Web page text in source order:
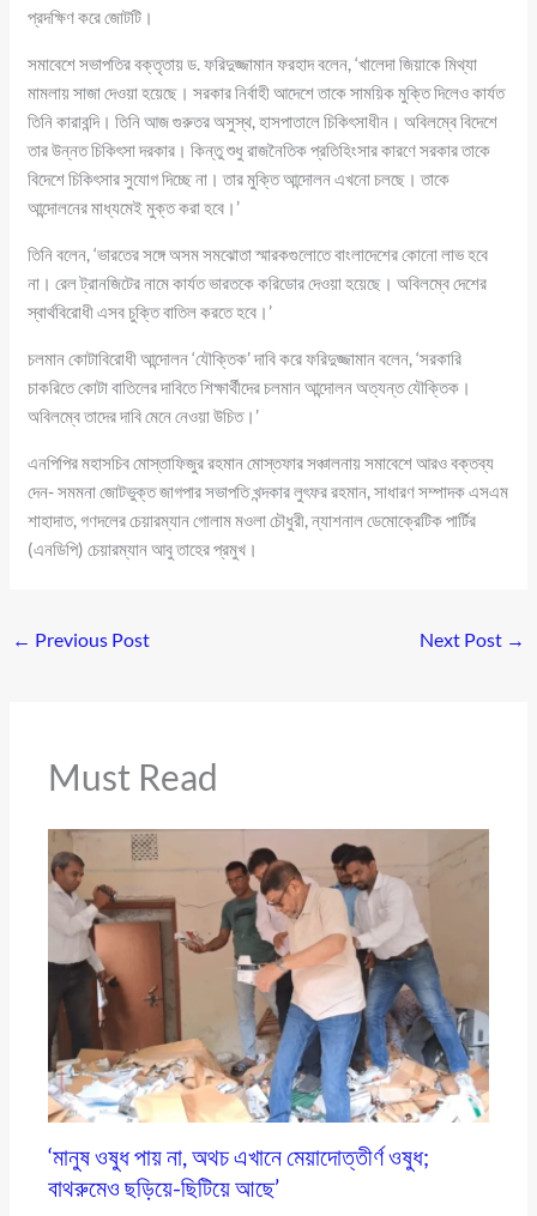
প্রদক্ষিণ করে জোটটি।
সমাবেশে সভাপতির বক্তৃতায় ড. ফরিদুজ্জামান ফরহাদ বলেন, ‘খালেদা জিয়াকে মিথ্যা
মামলায় সাজা দেওয়া হয়েছে। সরকার নির্বাহী আদেশে তাকে সাময়িক মুক্তি দিলেও কার্যত
তিনি কারাবন্দি। তিনি আজ গুরুতর অসুস্থ, হাসপাতালে চিকিৎসাধীন। অবিলম্বে বিদেশে
তার উন্নত চিকিৎসা দরকার। কিন্তু শুধু রাজনৈতিক প্রতিহিংসার কারণে সরকার তাকে
বিদেশে চিকিৎসার সুযোগ দিচ্ছে না। তার মুক্তি আন্দোলন এখনো চলছে। তাকে
আন্দোলনের মাধ্যমেই মুক্ত করা হবে।’
তিনি বলেন, ‘ভারতের সঙ্গে অসম সমঝোতা স্মারকগুলোতে বাংলাদেশের কোনো লাভ হবে
না। রেল ট্রানজিটের নামে কার্যত ভারতকে করিডোর দেওয়া হয়েছে। অবিলম্বে দেশের
স্বার্থবিরোধী এসব চুক্তি বাতিল করতে হবে।’
চলমান কোটাবিরোধী আন্দোলন ‘যৌক্তিক’ দাবি করে ফরিদুজ্জামান বলেন, ‘সরকারি
চাকরিতে কোটা বাতিলের দাবিতে শিক্ষার্থীদের চলমান আন্দোলন অত্যন্ত যৌক্তিক।
অবিলম্বে তাদের দাবি মেনে নেওয়া উচিত।’
এনপিপির মহাসচিব মোস্তাফিজুর রহমান মোস্তফার সঞ্চালনায় সমাবেশে আরও বক্তব্য
দেন- সমমনা জোটভুক্ত জাগপার সভাপতি খন্দকার লুৎফর রহমান, সাধারণ সম্পাদক এসএম
শাহাদাত, গণদলের চেয়ারম্যান গোলাম মওলা চৌধুরী, ন্যাশনাল ডেমোক্রেটিক পার্টির
(এনডিপি) চেয়ারম্যান আবু তাহের প্রমুখ।
← Previous Post Next Post →
Must Read
‘মানুষ ওষুধ পায় না, অথচ এখানে মেয়াদোত্তীর্ণ ওষুধ;
বাথরুমেও ছড়িয়ে-ছিটিয়ে আছে’